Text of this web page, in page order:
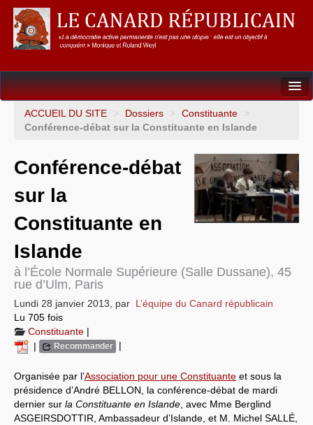
Dossiers
Points de repères
Un éléphant, ça trompe énormément !
Gouvernance mondiale & mondialisation
International
Résistances
L’Empire américain
Systèmes & société sous contrôle
Crises "Covid-19 & H1N1"
Guerre en Ukraine
ACCUEIL DU SITE > Dossiers > Constituante
>
Conférence-débat sur la Constituante en Islande
Conférence-débat
sur la
Constituante en
Islande
à l’École Normale Supérieure (Salle Dussane), 45
rue d’Ulm, Paris
Lundi 28 janvier 2013 par L’équipe du Canard républicain
Lu 705 fois
Constituante |
|
Recommander |
Organisée par l’Association pour une Constituante et sous la
présidence d’André BELLON, la conférence-débat de mardi
dernier sur la Constituante en Islande , avec Mme Berglind
ASGEIRSDOTTIR, Ambassadeur d’Islande, et M. Michel SALLÉ,